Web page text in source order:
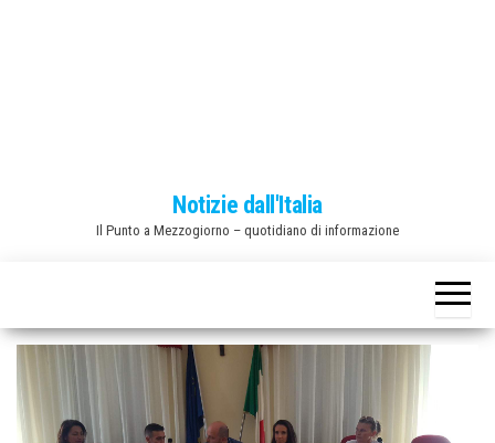
Notizie dall'Italia
Il Punto a Mezzogiorno – quotidiano di informazione